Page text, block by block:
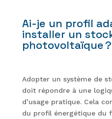
Ai-je un profil
installer un
photovoltaïque ?
Adopter un système de
doit répondre à une
d’usage pratique. Cela
du profil énergétique du